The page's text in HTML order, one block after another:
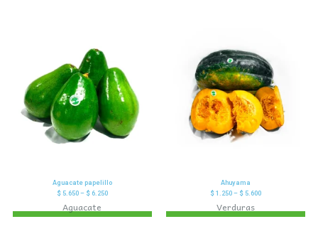
Aguacate papelillo
$5.650– $6.250
Aguacate
Ahuyama
$ 1.250 – $ 5.600
Verduras